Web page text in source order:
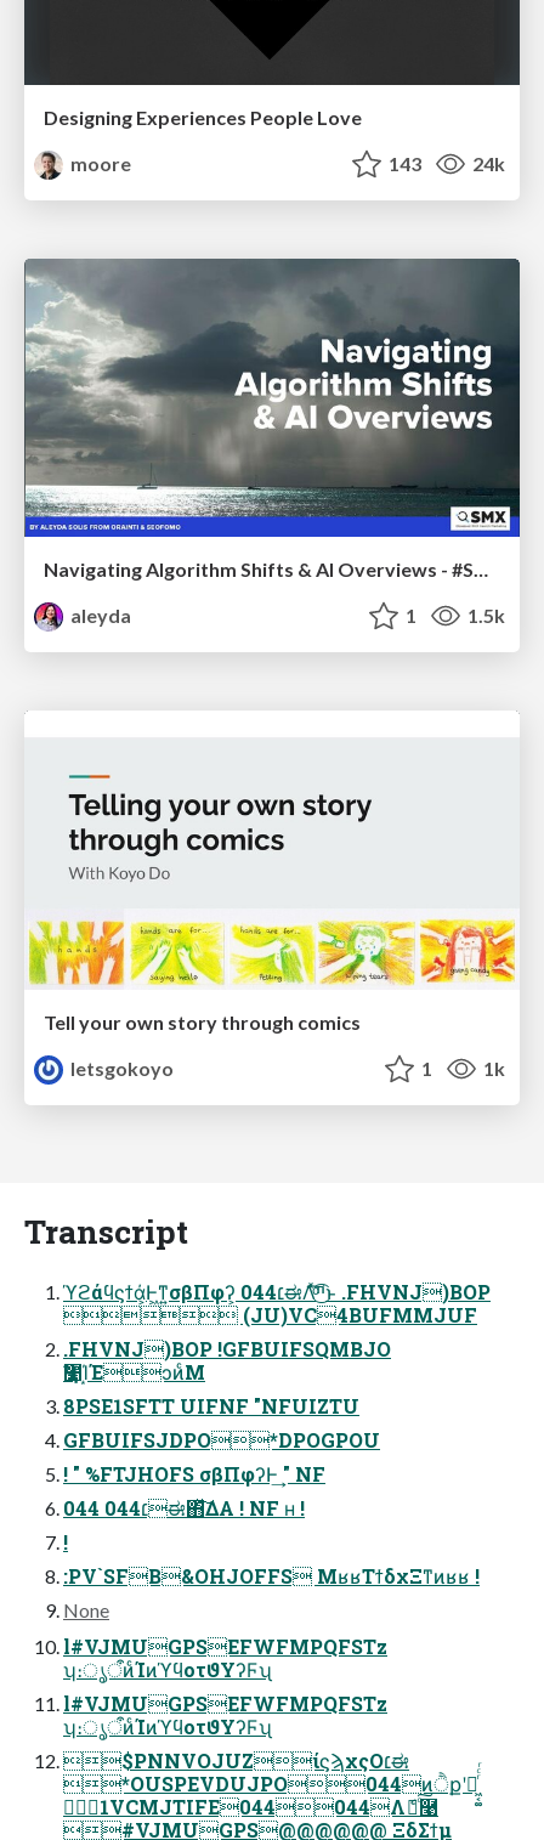
Designing Experiences People Love
moore
143 24k
Navigating Algorithm Shifts & AI Overviews - #SMXNext
aleyda
1 1.5k
Tell your own story through comics
letsgokoyo
1 1k
Transcript
ϓϩάϥϛϯά͕Ͱ͖ͳ͍σβΠφʔ͕ 044׆ಈΛͯ͠ײͨ͜͡ͱ .FHVNJ)BOP
 (JU)VC4BUFMMJUF
.FHVNJ)BOP !GFBUIFSQMBJO
Ӌ໺Ί͙ΈͻͷͨΜ
8PSE1SFTT UIFNF "NFUIZTU
GFBUIFSJDPO*DPOGPOU
! " %FTJHOFS σβΠφʔͰ͢ " NF
044 044׆ಈ΋ͯ͠ΔΑ ! NF ʜ !
!
:PV`SFB&OHJOFFS ΜʁʁΤϯδχΞͳͷʁʁ !
None
l#VJMUGPSEFWFMPQFSTz
ʮ։ൃऀͷͨΊͷϓϥοτϑΥʔϜʯ
l#VJMUGPSEFWFMPQFSTz
ʮ։ൃऀͷͨΊͷϓϥοτϑΥʔϜʯ
$PNNVOJUZίϛϡχςΟ׆ಈ
*OUSPEVDUJPO044ͷੈքʹೖ͖͔͚ͬͨͬ
1VCMJTIFE044044Λެ։ͨ͠࿩
#VJMUGPS@@@@@@ ΞδΣϯμ